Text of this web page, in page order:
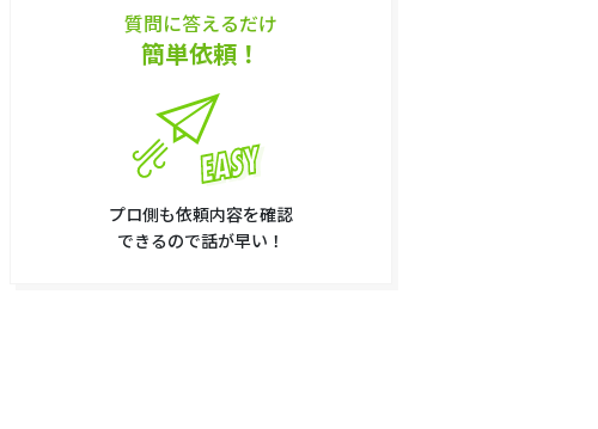
質問に答えるだけ
簡単依頼！
プロ側も依頼内容を確認
できるので話が早い！